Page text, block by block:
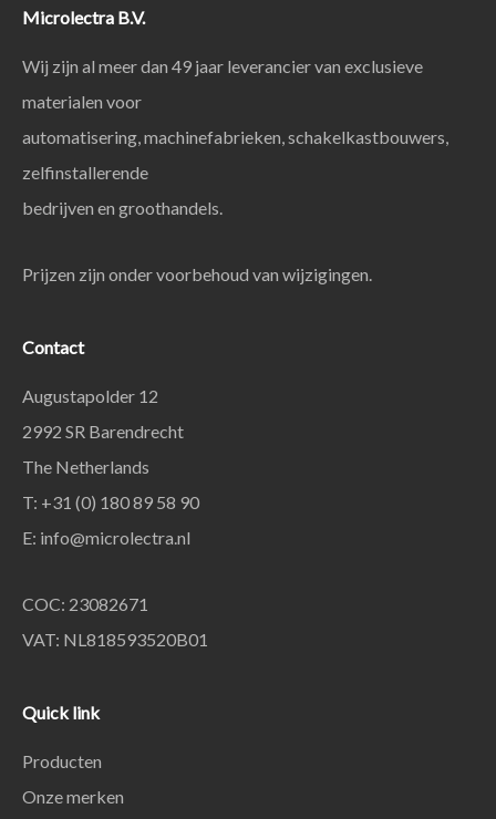
Microlectra B.V.
Wij zijn al meer dan 49 jaar leverancier van exclusieve
materialen voor
automatisering, machinefabrieken, schakelkastbouwers,
zelfinstallerende
bedrijven en groothandels.
Prijzen zijn onder voorbehoud van wijzigingen.
Contact
Augustapolder 12
2992 SR Barendrecht
The Netherlands
T: +31 (0) 180 89 58 90
E: info@microlectra.nl
COC: 23082671
VAT: NL818593520B01
Quick link
Producten
Onze merken